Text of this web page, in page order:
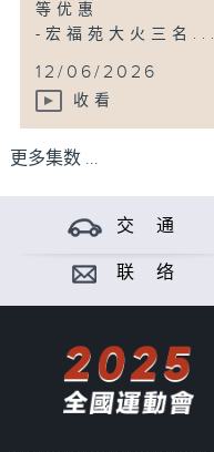
等优惠
-宏福苑大火三名...
12/06/2026
收看
更多集数 ...
交 通
联 络